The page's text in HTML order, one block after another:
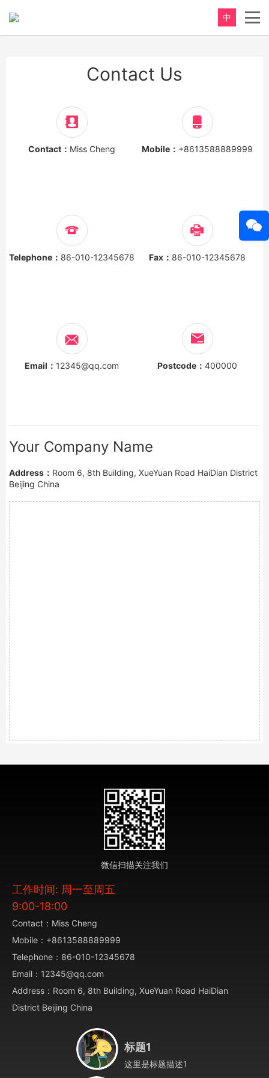
中
Contact Us
Contact： Miss Cheng Mobile： +8613588889999
Telephone： 86-010-12345678 Fax： 86-010-12345678
Email： 12345@qq.com Postcode： 400000
Your Company Name
Address： Room 6, 8th Building, XueYuan Road HaiDian District
Beijing China
微信扫描关注我们
工作时间: 周一至周五
9:00-18:00
Contact：Miss Cheng
Mobile：+8613588889999
Telephone：86-010-12345678
Email：12345@qq.com
Address：Room 6, 8th Building, XueYuan Road HaiDian
District Beijing China
标题1
这里是标题描述1